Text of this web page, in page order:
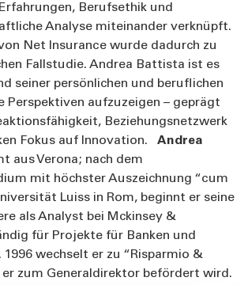
Berufsethik und
Analyse miteinander verknüpft.
Net Insurance wurde dadurch zu
Fallstudie. Andrea Battista ist es
seiner persönlichen und beruflichen
Perspektiven aufzuzeigen – geprägt
Beziehungsnetzwerk
Fokus auf Innovation. Andrea
aus Verona; nach dem
mit höchster Auszeichnung “cum
Luiss in Rom, beginnt er seine
als Analyst bei Mckinsey &
für Projekte für Banken und
1996 wechselt er zu “Risparmio &
er zum Generaldirektor befördert wird.